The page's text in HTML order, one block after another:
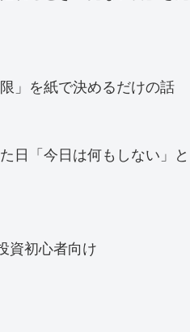
」を紙で決めるだけの話
日「今日は何もしない」と
資初心者向け